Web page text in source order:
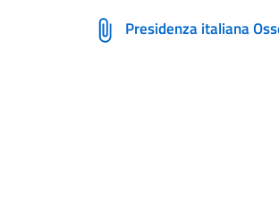
Presidenza italiana